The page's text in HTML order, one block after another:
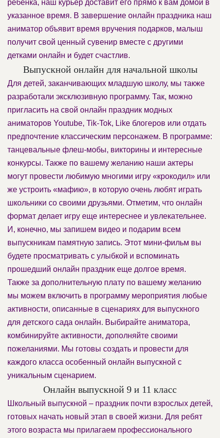
ребенка, наш курьер доставит его прямо к вам домой в
указанное время. В завершение онлайн праздника наш
аниматор объявит время вручения подарков, малыш
получит свой ценный сувенир вместе с другими
детками онлайн и будет счастлив.
Выпускной онлайн для начальной школы
Для детей, заканчивающих младшую школу, мы также
разработали эксклюзивную программу. Так, можно
пригласить на свой онлайн праздник модных
аниматоров Youtube, Tik-Tok, Like блогеров или отдать
предпочтение классическим персонажем. В программе:
танцевальные флеш-мобы, викторины и интересные
конкурсы. Также по вашему желанию наши актеры
могут провести любимую многими игру «крокодил» или
же устроить «мафию», в которую очень любят играть
школьники со своими друзьями. Отметим, что онлайн
формат делает игру еще интереснее и увлекательнее.
И, конечно, мы запишем видео и подарим всем
выпускникам памятную запись. Этот мини-фильм вы
будете просматривать с улыбкой и вспоминать
прошедший онлайн праздник еще долгое время.
Также за дополнительную плату по вашему желанию
мы можем включить в программу мероприятия любые
активности, описанные в сценариях для выпускного
для детского сада онлайн. Выбирайте аниматора,
комбинируйте активности, дополняйте своими
пожеланиями. Мы готовы создать и провести для
каждого класса особенный онлайн выпускной с
уникальным сценарием.
Онлайн выпускной 9 и 11 класс
Школьный выпускной – праздник почти взрослых детей,
готовых начать новый этап в своей жизни. Для ребят
этого возраста мы прилагаем профессионального